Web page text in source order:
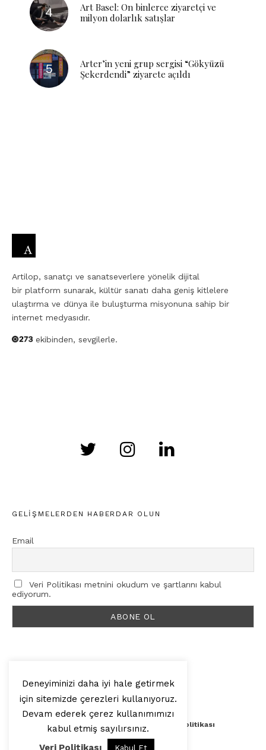
Art Basel: On binlerce ziyaretçi ve
milyon dolarlık satışlar
Arter’in yeni grup sergisi “Gökyüzü
Şekerdendi” ziyarete açıldı
Artilop, sanatçı ve sanatseverlere yönelik dijital
bir platform sunarak, kültür sanatı daha geniş kitlelere
ulaştırma ve dünya ile buluşturma misyonuna sahip bir
internet medyasıdır.
ekibinden, sevgilerle.
GELIŞMELERDEN HABERDAR OLUN
Email
Veri Politikası metnini okudum ve şartlarını kabul
ediyorum.
© 2025, Artilop
Künye Yazar Başvurusu Veri Politikası
Deneyiminizi daha iyi hale getirmek
için sitemizde çerezleri kullanıyoruz.
Devam ederek çerez kullanımımızı
kabul etmiş sayılırsınız.
Veri Politikası
Kabul Et